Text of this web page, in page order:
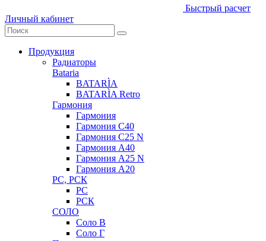
Быстрый расчет
Личный кабинет
Продукция
Радиаторы
Bataria
BATARÌA
BATARÌA Retro
Гармония
Гармония
Гармония С40
Гармония С25 N
Гармония А40
Гармония А25 N
Гармония А20
РС, РСК
РС
РСК
СОЛО
Соло В
Соло Г